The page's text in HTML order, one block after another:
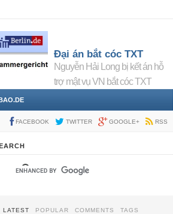
Đại án bắt cóc TXT
Nguyễn Hải Long bị kết án hỗ
trợ mật vụ VN bắt cóc TXT
FACEBOOK TWITTER GOOGLE+ RSS
LATEST POPULAR COMMENTS TAGS